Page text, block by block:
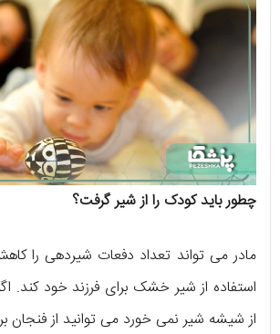
چطور باید کودک را از شیر گرفت؟
مادر می تواند تعداد دفعات شیردهی را
استفاده از شیر خشک برای فرزند خود کند.
از شیشه شیر نمی خورد می توانید از فنجان